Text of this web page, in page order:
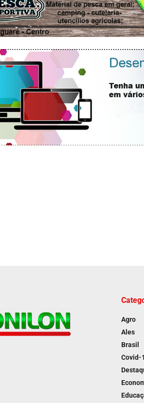
Agro
Ales
Brasil
Covid-